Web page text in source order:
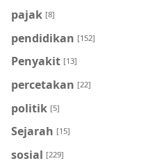
pajak [8]
pendidikan [152]
Penyakit [13]
percetakan [22]
politik [5]
Sejarah [15]
sosial [229]